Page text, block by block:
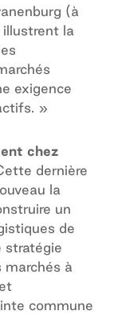
(à
la
exigence
»
chez
dernière
la
un
de
stratégie
marchés à
commune